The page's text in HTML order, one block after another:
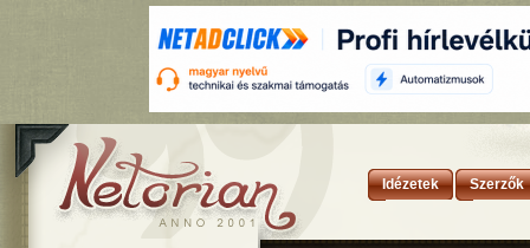
Idézetek Szerzők